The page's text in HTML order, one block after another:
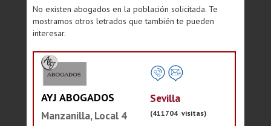
No existen abogados en la población solicitada. Te
mostramos otros letrados que también te pueden
interesar.
AYJ ABOGADOS
Manzanilla, Local 4
Sevilla
(411704 visitas)